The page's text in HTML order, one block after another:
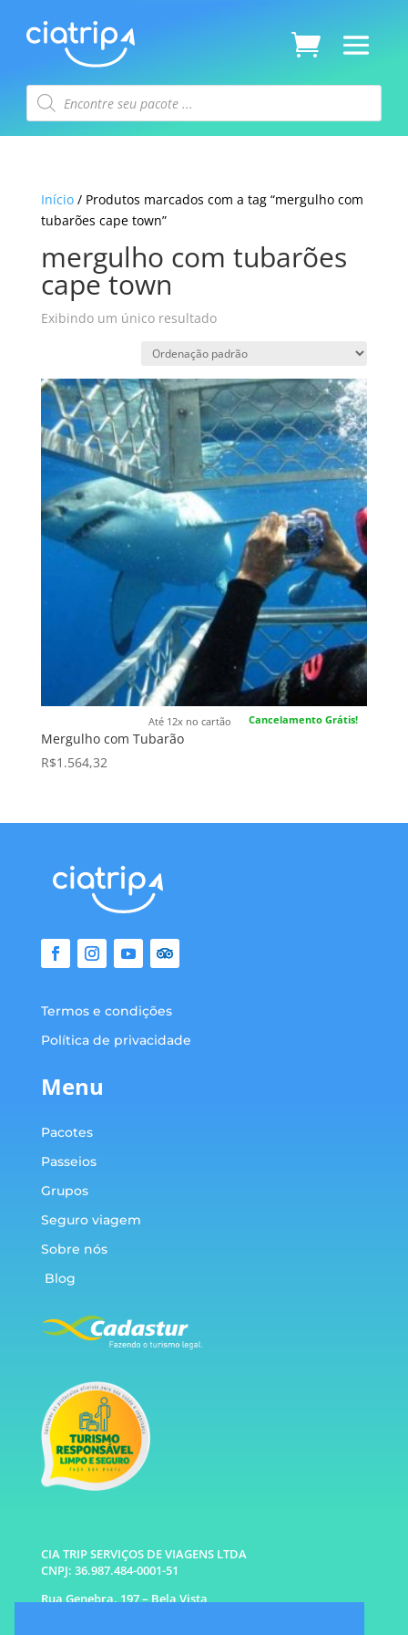
Pesquisar
produtos
Início/ Produtos marcados com a tag “mergulho com
tubarões cape town”
mergulho com tubarões
cape town
Exibindo um único resultado
Até 12x no cartão Cancelamento Grátis!
Mergulho com Tubarão
R$1.564,32
Termos e condições
Política de privacidade
Menu
Pacotes
Passeios
Grupos
Seguro viagem
Sobre nós
Blog
CIA TRIP SERVIÇOS DE VIAGENS LTDA
CNPJ: 36.987.484-0001-51
Rua Genebra, 197 – Bela Vista